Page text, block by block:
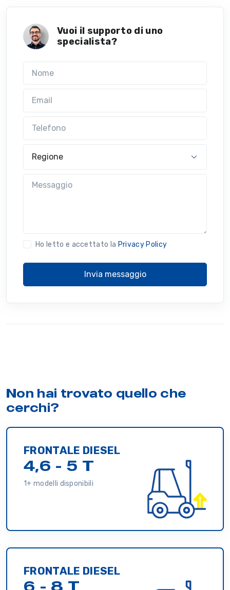
Vuoi il supporto di uno
specialista?
Ho letto e accettato la Privacy Policy
Invia messaggio
Non hai trovato quello che
cerchi?
FRONTALE DIESEL
4,6 - 5 T
1+ modelli disponibili
FRONTALE DIESEL
6 - 8 T